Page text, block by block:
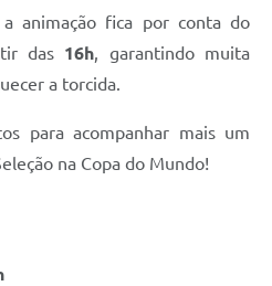
animação fica por conta do
das 16h, garantindo muita
a torcida.
para acompanhar mais um
na Copa do Mundo!